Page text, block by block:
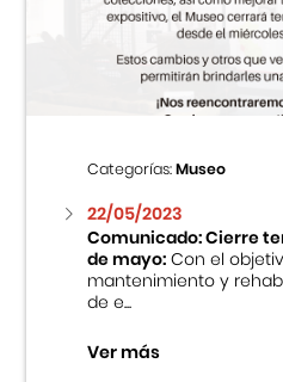
Centro Cultural
Museo de la
Fondo Editorial
Teatro Peruano
Categorías:Museo
22/05/2023
Comunicado: Cierre
de mayo:Con el
mantenimiento y
de e...
Ver más